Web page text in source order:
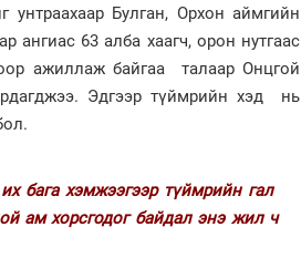
унтраахаар Булган, Орхон аймгийн
ангиас 63 алба хаагч, орон нутгаас
ажиллаж байгаа талаар Онцгой
Эдгээр түймрийн хэд нь
бага хэмжээгээр түймрийн гал
ам хорсгодог байдал энэ жил ч